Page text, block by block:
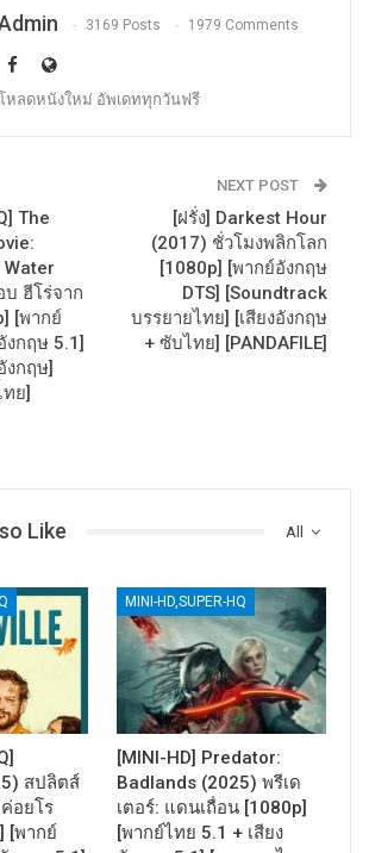
3169 Posts 1979 Comments
หลดหนังใหม่ อัพเดททุกวันฟรี
The
ฮีโร่จาก
[พากย์
งกฤษ 5.1]
งกฤษ]
ย]
NEXT POST
[ฝรั่ง] Darkest Hour
(2017) ชั่วโมงพลิกโลก
[1080p] [พากย์อังกฤษ
DTS] [Soundtrack
บรรยายไทย] [เสียงอังกฤษ
+ ซับไทย] [PANDAFILE]
All
Like
สปลิตส์
อยโร
[พากย์
MINI-HD,SUPER-HQ
[MINI-HD] Predator:
Badlands (2025) พรีเด
เตอร์: แดนเถื่อน [1080p]
[พากย์ไทย 5.1 + เสียง